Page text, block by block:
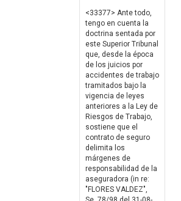
<33377> Ante todo,
tengo en cuenta la
doctrina sentada por
este Superior Tribunal
que, desde la época
de los juicios por
accidentes de trabajo
tramitados bajo la
vigencia de leyes
anteriores a la Ley de
Riesgos de Trabajo,
sostiene que el
contrato de seguro
delimita los
márgenes de
responsabilidad de la
aseguradora (in re:
"FLORES VALDEZ",